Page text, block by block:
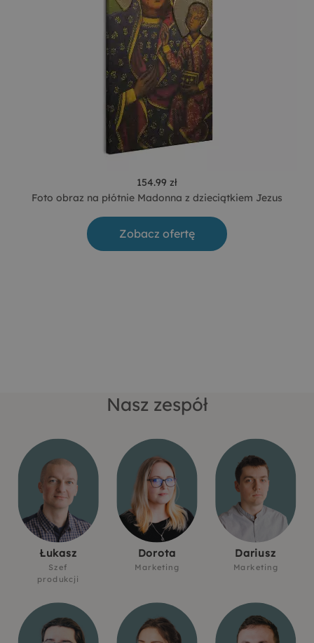
154.99 zł
Foto obraz na płótnie Madonna z dzieciątkiem Jezus
Zobacz ofertę
Nasz zespół
Łukasz
Szef
produkcji
Dorota
Marketing
Dariusz
Marketing